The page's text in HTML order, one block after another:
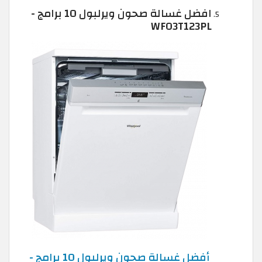
افضل غسالة صحون ويرلبول 10 برامج -
WFO3T123PL
أفضل غسالة صحون ويرلبول 10 برامج -